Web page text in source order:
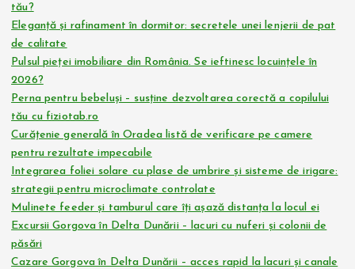
tău?
Eleganță și rafinament în dormitor: secretele unei lenjerii de pat
de calitate
Pulsul pieței imobiliare din România. Se ieftinesc locuințele în
2026?
Perna pentru bebeluși – susține dezvoltarea corectă a copilului
tău cu fiziotab.ro
Curățenie generală în Oradea listă de verificare pe camere
pentru rezultate impecabile
Integrarea foliei solare cu plase de umbrire și sisteme de irigare:
strategii pentru microclimate controlate
Mulinete feeder și tamburul care îți așază distanța la locul ei
Excursii Gorgova în Delta Dunării – lacuri cu nuferi și colonii de
păsări
Cazare Gorgova în Delta Dunării – acces rapid la lacuri și canale